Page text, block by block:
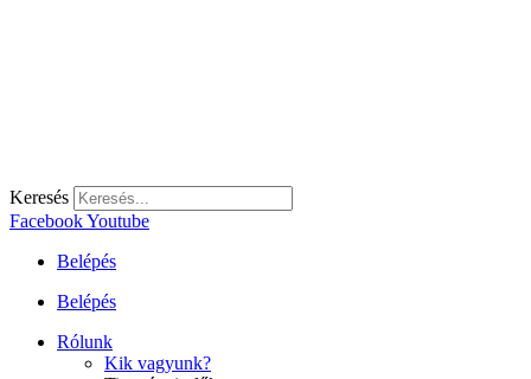
Keresés
FacebookYoutube
Belépés
Belépés
Rólunk
Kik vagyunk?